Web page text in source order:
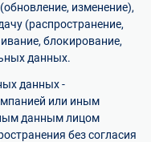
изменение),
(распространение,
блокирование,
данных.
данных -
или иным
данным лицом
без согласия